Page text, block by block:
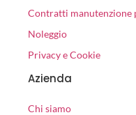
Contratti manutenzione
Noleggio
Privacy e Cookie
Azienda
Chi siamo